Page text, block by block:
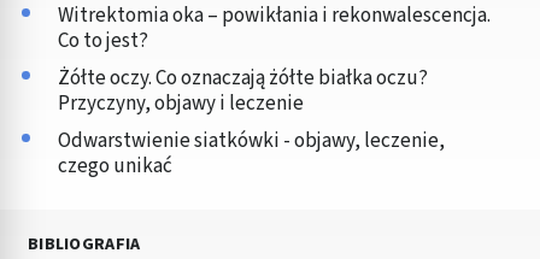
Witrektomia oka – powikłania i rekonwalescencja.
Co to jest?
Żółte oczy. Co oznaczają żółte białka oczu?
Przyczyny, objawy i leczenie
Odwarstwienie siatkówki - objawy, leczenie,
czego unikać
BIBLIOGRAFIA